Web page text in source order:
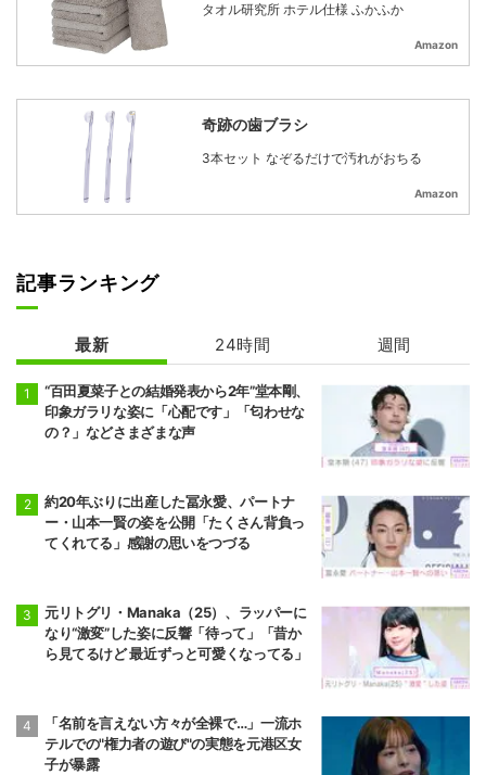
タオル研究所 ホテル仕様 ふかふか
Amazon
奇跡の歯ブラシ
3本セット なぞるだけで汚れがおちる
Amazon
記事ランキング
最新 24時間 週間
“百田夏菜子との結婚発表から2年”堂本剛、
印象ガラリな姿に「心配です」「匂わせな
の？」などさまざまな声
約20年ぶりに出産した冨永愛、パートナ
ー・山本一賢の姿を公開「たくさん背負っ
てくれてる」感謝の思いをつづる
元リトグリ・Manaka（25）、ラッパーに
なり“激変”した姿に反響「待って」「昔か
ら見てるけど 最近ずっと可愛くなってる」
「名前を言えない方々が全裸で…」一流ホ
テルでの"権力者の遊び"の実態を元港区女
子が暴露